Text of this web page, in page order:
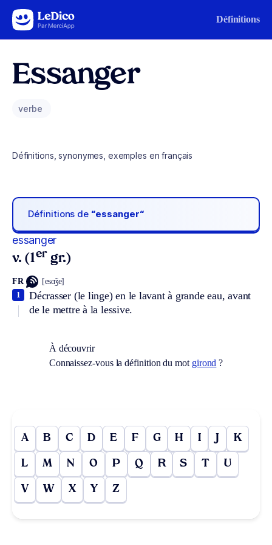
Aller au contenu Définitions
Essanger
verbe
Définitions, synonymes, exemples en français
Définitions de “essanger“
essanger
v. (1er gr.)
FR [esɑ̃ʒe]
Décrasser (le linge) en le lavant à grande eau, avant
de le mettre à la lessive.
1
À découvrir
Connaissez-vous la définition du mot girond ?
A B C D E F G H I J K
L M N O P Q R S T U
V W X Y Z